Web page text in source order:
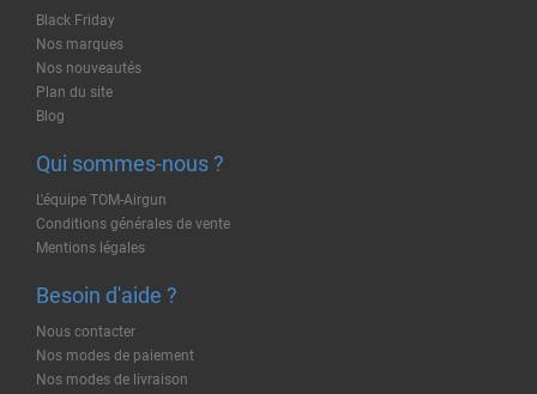
Black Friday
Nos marques
Nos nouveautés
Plan du site
Blog
Qui sommes-nous ?
L'équipe TOM-Airgun
Conditions générales de vente
Mentions légales
Besoin d'aide ?
Nous contacter
Nos modes de paiement
Nos modes de livraison